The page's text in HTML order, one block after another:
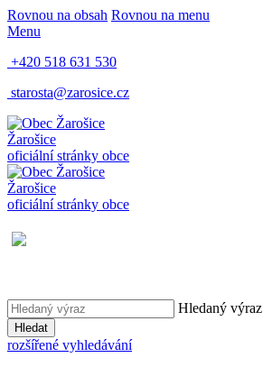
Rovnou na obsah Rovnou na menu
Menu
+420 518 631 530
starosta@zarosice.cz
Žarošice
oficiální stránky obce
Žarošice
oficiální stránky obce
Hledaný výraz
Hledat
rozšířené vyhledávání